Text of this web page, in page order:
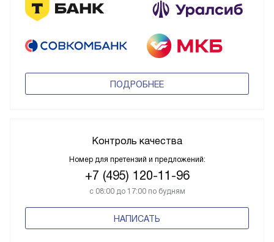
ПОДРОБНЕЕ
Контроль качества
Номер для претензий и предложений:
+7 (495) 120-11-96
с 08:00 до 17:00 по будням
НАПИСАТЬ